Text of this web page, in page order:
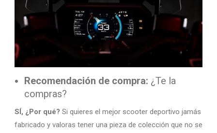
Recomendación de compra: ¿Te la
compras?
SÍ, ¿Por qué? Si quieres el mejor scooter deportivo jamás
fabricado y valoras tener una pieza de colección que no se